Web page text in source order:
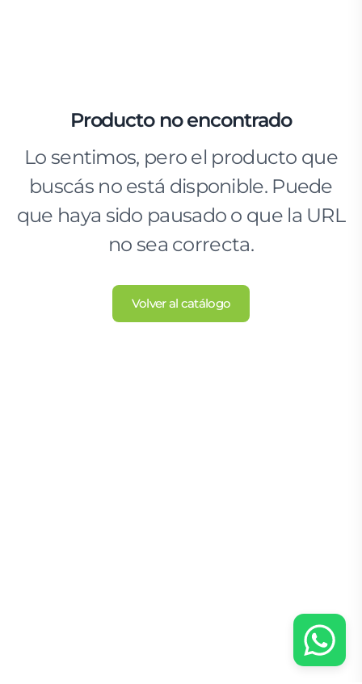
Producto no encontrado
Lo sentimos, pero el producto que
buscás no está disponible. Puede
que haya sido pausado o que la URL
no sea correcta.
Volver al catálogo